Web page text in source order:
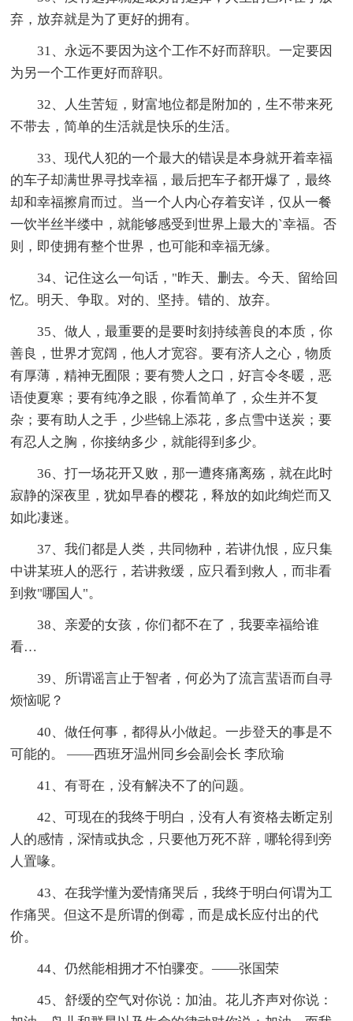
弃，放弃就是为了更好的拥有。
31、永远不要因为这个工作不好而辞职。一定要因
为另一个工作更好而辞职。
32、人生苦短，财富地位都是附加的，生不带来死
不带去，简单的生活就是快乐的生活。
33、现代人犯的一个最大的错误是本身就开着幸福
的车子却满世界寻找幸福，最后把车子都开爆了，最终
却和幸福擦肩而过。当一个人内心存着安详，仅从一餐
一饮半丝半缕中，就能够感受到世界上最大的`幸福。否
则，即使拥有整个世界，也可能和幸福无缘。
34、记住这么一句话，"昨天、删去。今天、留给回
忆。明天、争取。对的、坚持。错的、放弃。
35、做人，最重要的是要时刻持续善良的本质，你
善良，世界才宽阔，他人才宽容。要有济人之心，物质
有厚薄，精神无囿限；要有赞人之口，好言令冬暖，恶
语使夏寒；要有纯净之眼，你看简单了，众生并不复
杂；要有助人之手，少些锦上添花，多点雪中送炭；要
有忍人之胸，你接纳多少，就能得到多少。
36、打一场花开又败，那一遭疼痛离殇，就在此时
寂静的深夜里，犹如早春的樱花，释放的如此绚烂而又
如此凄迷。
37、我们都是人类，共同物种，若讲仇恨，应只集
中讲某班人的恶行，若讲救缓，应只看到救人，而非看
到救"哪国人"。
38、亲爱的女孩，你们都不在了，我要幸福给谁
看…
39、所谓谣言止于智者，何必为了流言蜚语而自寻
烦恼呢？
40、做任何事，都得从小做起。一步登天的事是不
可能的。 ——西班牙温州同乡会副会长 李欣瑜
41、有哥在，没有解决不了的问题。
42、可现在的我终于明白，没有人有资格去断定别
人的感情，深情或执念，只要他万死不辞，哪轮得到旁
人置喙。
43、在我学懂为爱情痛哭后，我终于明白何谓为工
作痛哭。但这不是所谓的倒霉，而是成长应付出的代
价。
44、仍然能相拥才不怕骤变。——张国荣
45、舒缓的空气对你说：加油。花儿齐声对你说：